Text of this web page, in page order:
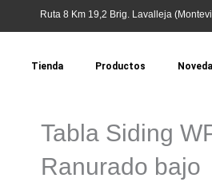
Ruta 8 Km 19,2 Brig. Lavalleja
Tienda Productos
Tabla Siding
Ranurado bajo